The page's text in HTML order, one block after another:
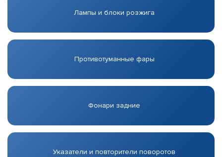
Лампы и блоки розжига
Противотуманные фары
Фонари задние
Указатели и повторители поворотов